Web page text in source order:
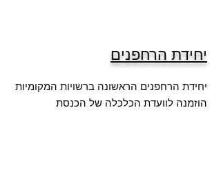
יחידת הרחפנים
יחידת הרחפנים הראשונה ברשויות המקומיות
הוזמנה לוועדת הכלכלה של הכנסת